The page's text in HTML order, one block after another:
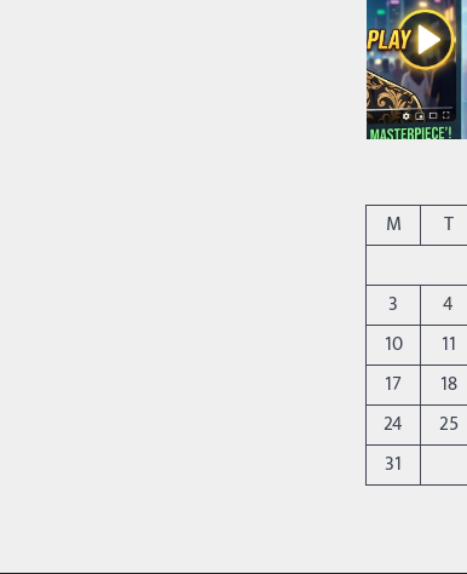
5
M
T
3
4
10
11
17
18
24
25
31